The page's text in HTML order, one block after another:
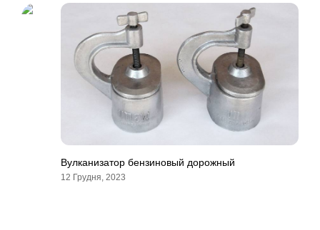
Вулканизатор бензиновый дорожный
12 Грудня, 2023